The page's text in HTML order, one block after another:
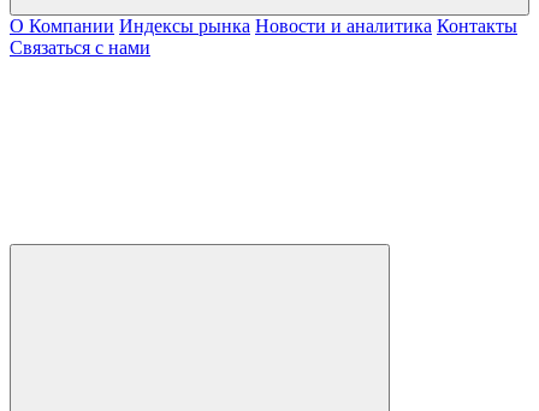
О Компании Индексы рынка Новости и аналитика Контакты
Связаться с нами